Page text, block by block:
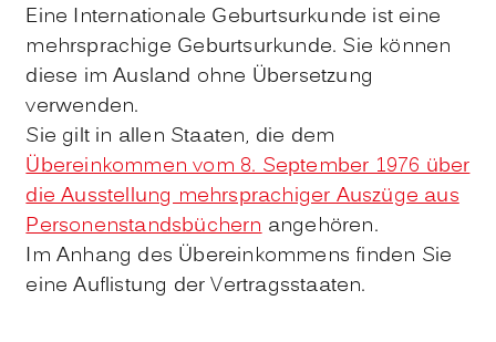
Eine Internationale Geburtsurkunde ist eine
mehrsprachige Geburtsurkunde. Sie können
diese im Ausland ohne Übersetzung
verwenden.
Sie gilt in allen Staaten, die dem
Übereinkommen vom 8. September 1976 über
die Ausstellung mehrsprachiger Auszüge aus
Personenstandsbüchernangehören.
Im Anhang des Übereinkommens finden Sie
eine Auflistung der Vertragsstaaten.